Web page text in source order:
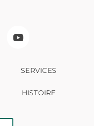
SERVICES
HISTOIRE